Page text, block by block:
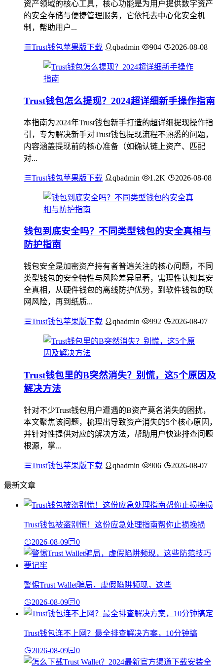
资产领域的核心工具，核心功能是为用户提供数字资产
的安全存储与便捷管理服务，它依托去中心化安全机
制，帮助用户...
Trust钱包苹果版下载 qbadmin 904 2026-08-08
Trust钱包怎么提现？2024超详细新手操作指南
本指南为2024年Trust钱包新手打造的超详细提现操作指
引，专为解决新手对Trust钱包提现流程不熟悉的问题，
内容涵盖提现前的核心准备（如确认链上资产、匹配
对...
Trust钱包苹果版下载 qbadmin 1.2K 2026-08-08
钱包到底安全吗？不同类型钱包的安全真相与
防护指南
钱包安全是加密资产持有者普遍关注的核心问题，不同
类型钱包的安全特性与风险差异显著，需理性认知其安
全真相，从硬件钱包的离线防护优势，到软件钱包的联
网风险，再到纸质...
Trust钱包苹果版下载 qbadmin 992 2026-08-07
Trust钱包里的B突然消失？别慌，这5个原因及
解决方法
针对不少Trust钱包用户遭遇的B资产莫名消失的困扰，
本文聚焦该问题，梳理出导致资产消失的5个核心原因，
并针对性提供对应的解决方法，帮助用户快速排查问题
根源，掌...
Trust钱包苹果版下载 qbadmin 906 2026-08-07
最新文章
Trust钱包被盗别慌！这份应急处理指南帮你止损挽损
2026-08-09 0
警惕Trust Wallet骗局，虚假陷阱频现，这些
2026-08-09 0
Trust钱包连不上网？最全排查解决方案，10分钟搞
2026-08-09 0